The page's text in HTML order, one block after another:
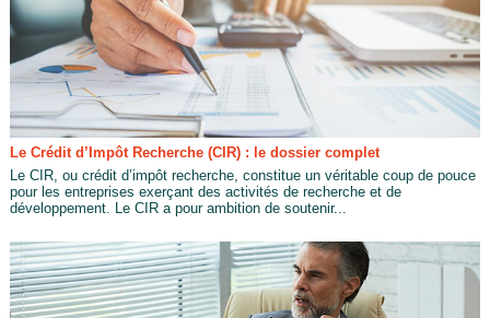
Le Crédit d’Impôt Recherche (CIR) : le dossier complet
Le CIR, ou crédit d’impôt recherche, constitue un véritable coup de pouce
pour les entreprises exerçant des activités de recherche et de
développement. Le CIR a pour ambition de soutenir...